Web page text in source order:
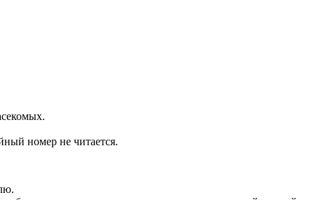
номер не читается.